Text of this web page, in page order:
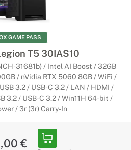
GAME PASS
T5 30IAS10
31681b) / Intel AI Boost / 32GB
/ nVidia RTX 5060 8GB / WiFi /
3.2 / USB-C 3.2 / LAN / HDMI /
3.2 / USB-C 3.2 / Win11H 64-bit /
/ 3r (3r) Carry-In
€